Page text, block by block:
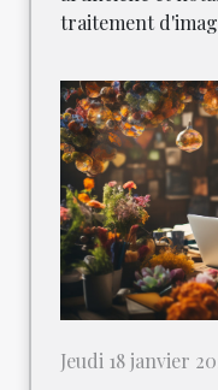
traitement
Jeudi 18 janvier